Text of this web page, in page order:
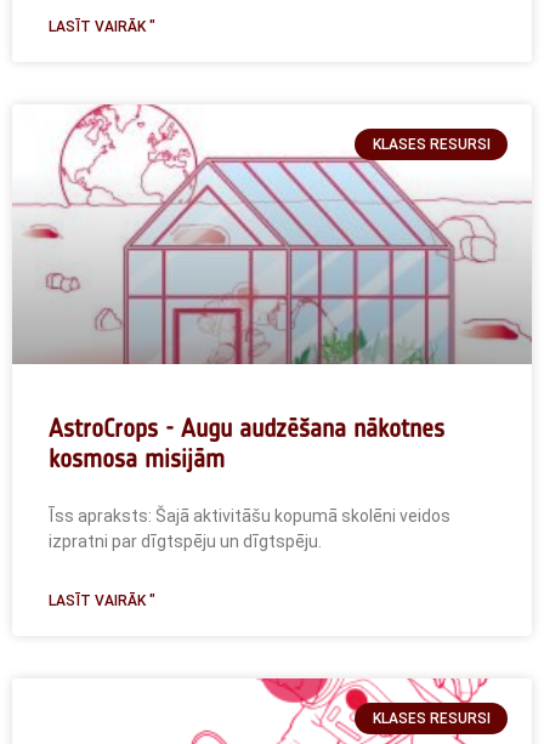
LASĪT VAIRĀK "
KLASES RESURSI
AstroCrops - Augu audzēšana nākotnes
kosmosa misijām
Īss apraksts: Šajā aktivitāšu kopumā skolēni veidos
izpratni par dīgtspēju un dīgtspēju.
LASĪT VAIRĀK "
KLASES RESURSI